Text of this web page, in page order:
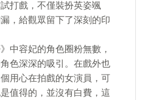
打戲，不僅裝扮英姿颯
，給觀眾留下了深刻的印
中容妃的角色圈粉無數，
色深深的吸引。在戲外也
用心在拍戲的女演員，可
值得的，並沒有白費，這